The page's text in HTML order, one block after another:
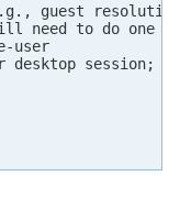
guest
need to do one
user
desktop session;